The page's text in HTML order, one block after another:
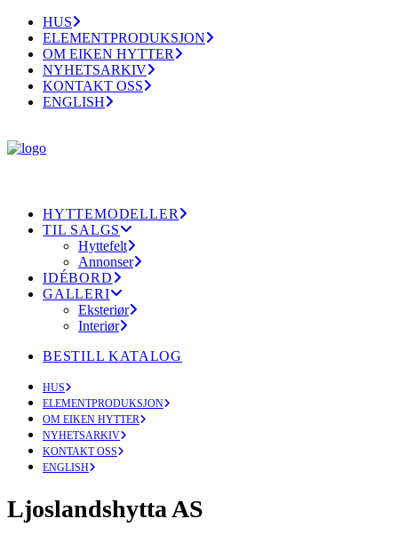
HUS
ELEMENTPRODUKSJON
OM EIKEN HYTTER
NYHETSARKIV
KONTAKT OSS
ENGLISH
HYTTEMODELLER
TIL SALGS
Hyttefelt
Annonser
IDÉBORD
GALLERI
Eksteriør
Interiør
BESTILL KATALOG
HUS
ELEMENTPRODUKSJON
OM EIKEN HYTTER
NYHETSARKIV
KONTAKT OSS
ENGLISH
Ljoslandshytta AS